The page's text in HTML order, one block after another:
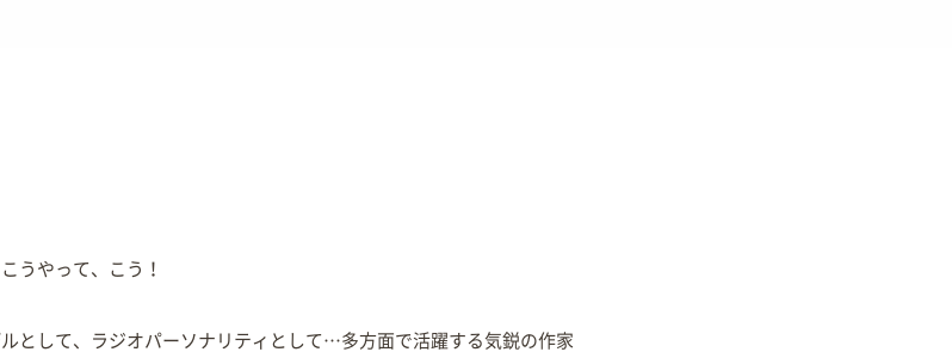
うやって、こう！
として、ラジオパーソナリティとして…多方面で活躍する気鋭の作家